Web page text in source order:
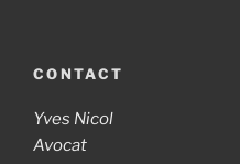
CONTACT
Yves Nicol
Avocat